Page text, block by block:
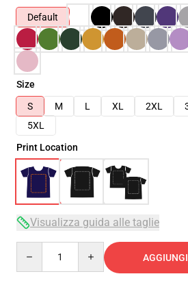
Default
Size
S
M L XL 2XL
5XL
Print Location
Visualizza guida alle taglie